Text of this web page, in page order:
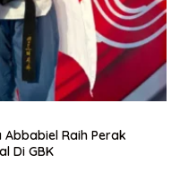
Raih Perak
Di GBK